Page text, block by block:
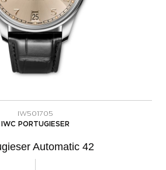
IW501705
IWC PORTUGIESER
Automatic 42